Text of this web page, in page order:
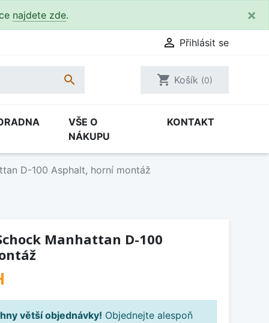
najdete zde. ×
 Přihlásit se
 shopping_cart Košík (0)
VŠE O
NÁKUPU
KONTAKT
D-100 Asphalt, horní montáž
Manhattan D-100
větší objednávky! Objednejte alespoň